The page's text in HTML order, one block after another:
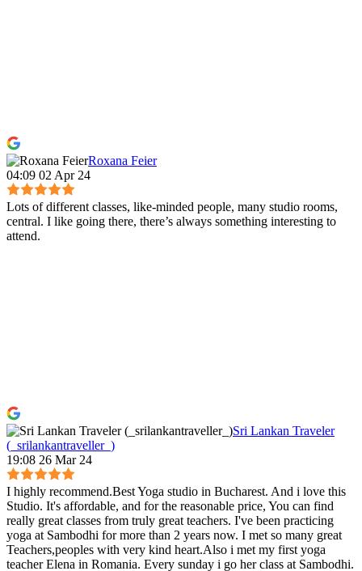
Roxana Feier
04:09 02 Apr 24
Lots of different classes, like-minded people, many studio rooms,
central. I like going there, there’s always something interesting to
attend.
Sri Lankan Traveler
(_srilankantraveller_)
19:08 26 Mar 24
I highly recommend.Best Yoga studio in Bucharest. And i love this
Studio. It's affordable, and for the reasonable price, You can find
really great classes from truly great teachers. I've been practicing
yoga at Sambodhi for more than 2 years now. I met so many great
Teachers,peoples with very kind heart.Also i met my first yoga
teacher Elena in Romania. Every sunday i go her class at Sambodhi.